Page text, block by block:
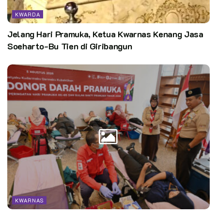
KWARDA
Jelang Hari Pramuka, Ketua Kwarnas Kenang Jasa
Soeharto-Bu Tien di Giribangun
KWARNAS